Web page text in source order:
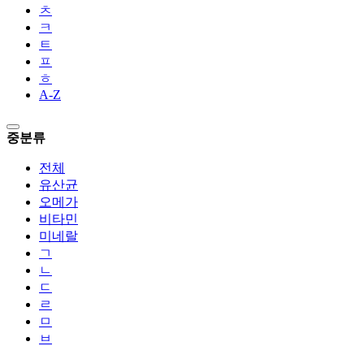
ㅊ
ㅋ
ㅌ
ㅍ
ㅎ
A-Z
중분류
전체
유산균
오메가
비타민
미네랄
ㄱ
ㄴ
ㄷ
ㄹ
ㅁ
ㅂ